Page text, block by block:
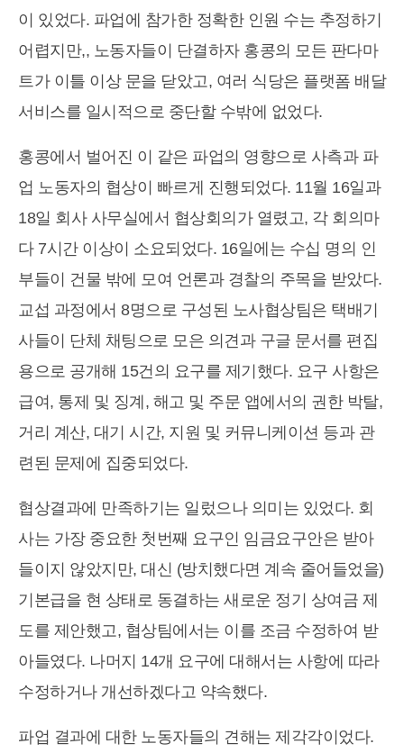
이 있었다. 파업에 참가한 정확한 인원 수는 추정하기
어렵지만,, 노동자들이 단결하자 홍콩의 모든 판다마
트가 이틀 이상 문을 닫았고, 여러 식당은 플랫폼 배달
서비스를 일시적으로 중단할 수밖에 없었다.
홍콩에서 벌어진 이 같은 파업의 영향으로 사측과 파
업 노동자의 협상이 빠르게 진행되었다. 11월 16일과
18일 회사 사무실에서 협상회의가 열렸고, 각 회의마
다 7시간 이상이 소요되었다. 16일에는 수십 명의 인
부들이 건물 밖에 모여 언론과 경찰의 주목을 받았다.
교섭 과정에서 8명으로 구성된 노사협상팀은 택배기
사들이 단체 채팅으로 모은 의견과 구글 문서를 편집
용으로 공개해 15건의 요구를 제기했다. 요구 사항은
급여, 통제 및 징계, 해고 및 주문 앱에서의 권한 박탈,
거리 계산, 대기 시간, 지원 및 커뮤니케이션 등과 관
련된 문제에 집중되었다.
협상결과에 만족하기는 일렀으나 의미는 있었다. 회
사는 가장 중요한 첫번째 요구인 임금요구안은 받아
들이지 않았지만, 대신 (방치했다면 계속 줄어들었을)
기본급을 현 상태로 동결하는 새로운 정기 상여금 제
도를 제안했고, 협상팀에서는 이를 조금 수정하여 받
아들였다. 나머지 14개 요구에 대해서는 사항에 따라
수정하거나 개선하겠다고 약속했다.
파업 결과에 대한 노동자들의 견해는 제각각이었다.